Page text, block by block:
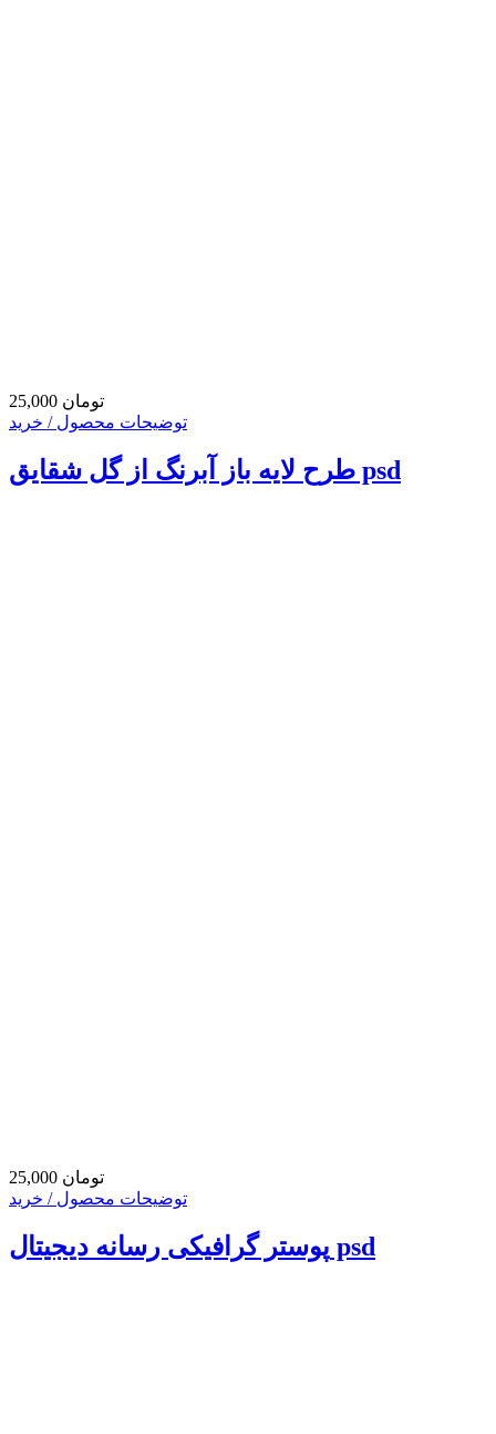
25,000 تومان
توضیحات محصول / خرید
طرح لایه باز آبرنگ از گل شقایق psd
25,000 تومان
توضیحات محصول / خرید
پوستر گرافیکی رسانه دیجیتال psd